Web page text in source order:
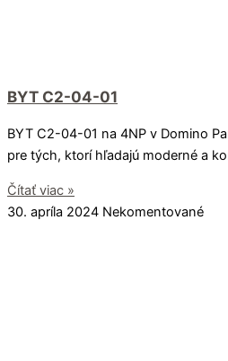
BYT C2-04-01
BYT C2-04-01 na 4NP v Domino
pre tých, ktorí hľadajú moderné a
Čítať viac »
30. apríla 2024 Nekomentované